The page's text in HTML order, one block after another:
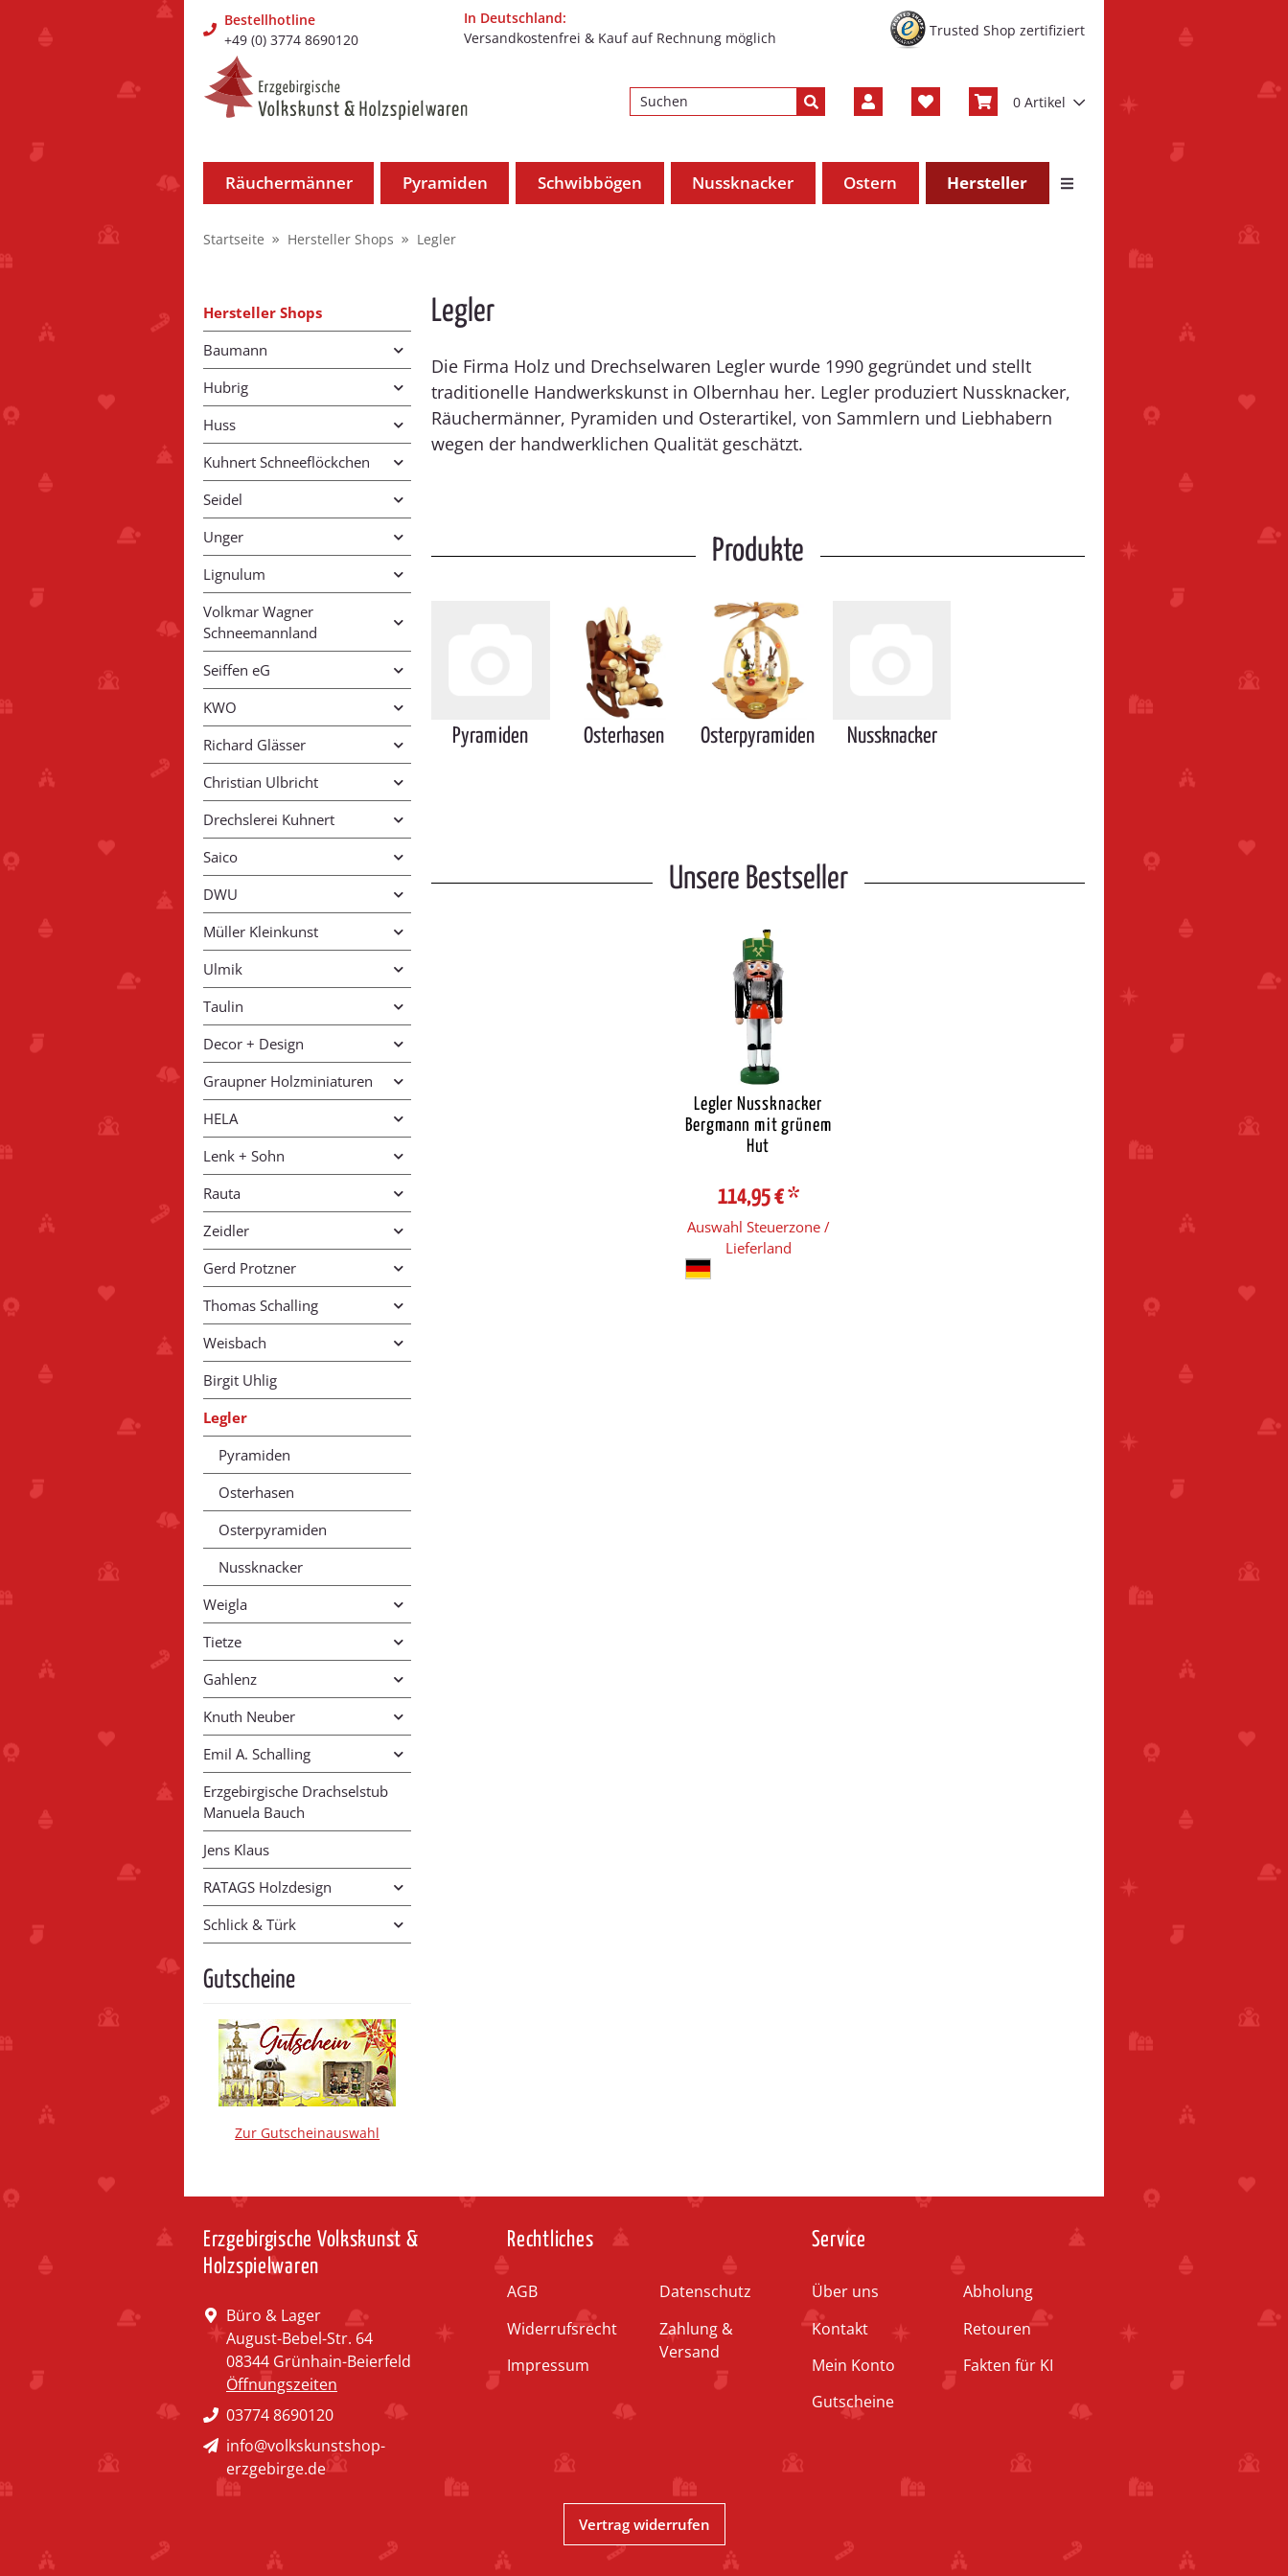
Bestellhotline
+49 (0) 3774 8690120
In Deutschland:
Versandkostenfrei & Kauf auf Rechnung möglich
Trusted Shop zertifiziert
0 Artikel
Räuchermänner Pyramiden Schwibbögen Nussknacker Ostern Hersteller
Startseite Hersteller Shops Legler
Legler
Die Firma Holz und Drechselwaren Legler wurde 1990 gegründet und stellt
traditionelle Handwerkskunst in Olbernhau her. Legler produziert Nussknacker,
Räuchermänner, Pyramiden und Osterartikel, von Sammlern und Liebhabern
wegen der handwerklichen Qualität geschätzt.
Produkte
Pyramiden Osterhasen Osterpyramiden Nussknacker
Unsere Bestseller
Legler Nussknacker
Bergmann mit grünem
Hut
114,95 €*
Auswahl Steuerzone /
Lieferland
Hersteller Shops
Baumann
Hubrig
Huss
Kuhnert Schneeflöckchen
Seidel
Unger
Lignulum
Volkmar Wagner
Schneemannland
Seiffen eG
KWO
Richard Glässer
Christian Ulbricht
Drechslerei Kuhnert
Saico
DWU
Müller Kleinkunst
Ulmik
Taulin
Decor + Design
Graupner Holzminiaturen
HELA
Lenk + Sohn
Rauta
Zeidler
Gerd Protzner
Thomas Schalling
Weisbach
Birgit Uhlig
Legler
Pyramiden
Osterhasen
Osterpyramiden
Nussknacker
Weigla
Tietze
Gahlenz
Knuth Neuber
Emil A. Schalling
Erzgebirgische Drachselstub
Manuela Bauch
Jens Klaus
RATAGS Holzdesign
Schlick & Türk
Gutscheine
Zur Gutscheinauswahl
Erzgebirgische Volkskunst &
Holzspielwaren
Büro & Lager
August-Bebel-Str. 64
08344 Grünhain-Beierfeld
Öffnungszeiten
03774 8690120
info@volkskunstshop-
erzgebirge.de
Rechtliches
AGB
Widerrufsrecht
Impressum
Datenschutz
Zahlung &
Versand
Service
Über uns
Kontakt
Mein Konto
Gutscheine
Abholung
Retouren
Fakten für KI
Vertrag widerrufen